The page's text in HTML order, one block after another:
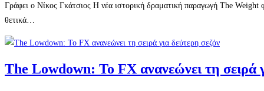
Γράφει ο Νίκος Γκάτσιος Η νέα ιστορική δραματική παραγωγή The Weight
θετικά…
The Lowdown: Το FX ανανεώνει τη σειρά